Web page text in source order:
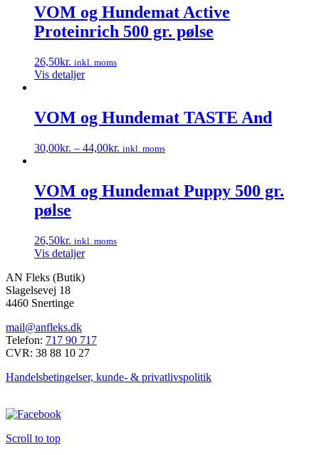
har
flere
varianter.
kan
vælges
på
VOM og Hundemat Active
Proteinrich 500 gr. pølse
26,50kr. inkl. moms
Vis detaljer
VOM og Hundemat TASTE And
30,00kr. – 44,00kr. inkl. moms
har
flere
varianter.
kan
vælges
på
varesiden
VOM og Hundemat Puppy 500 gr.
pølse
26,50kr. inkl. moms
Vis detaljer
AN Fleks (Butik)
Slagelsevej 18
4460 Snertinge
mail@anfleks.dk
Telefon: 717 90 717
CVR: 38 88 10 27
Handelsbetingelser, kunde- & privatlivspolitik
Scroll to top